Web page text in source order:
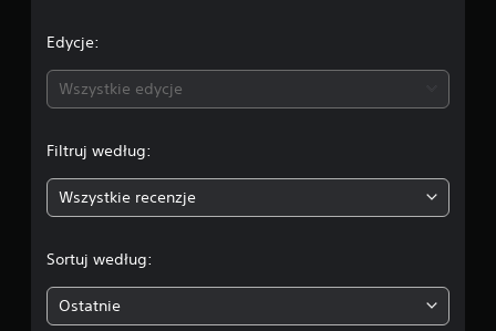
Edycje:
Wszystkie edycje
Filtruj według:
Wszystkie recenzje
Sortuj według:
Ostatnie